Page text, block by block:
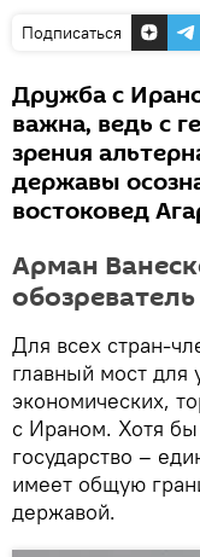
Подписаться
Дружба с
важна, ведь с
зрения
державы
востоковед
Арман
Для всех стран-
главный мост для
экономических,
с Ираном. Хотя
государство –
имеет общую
державой.